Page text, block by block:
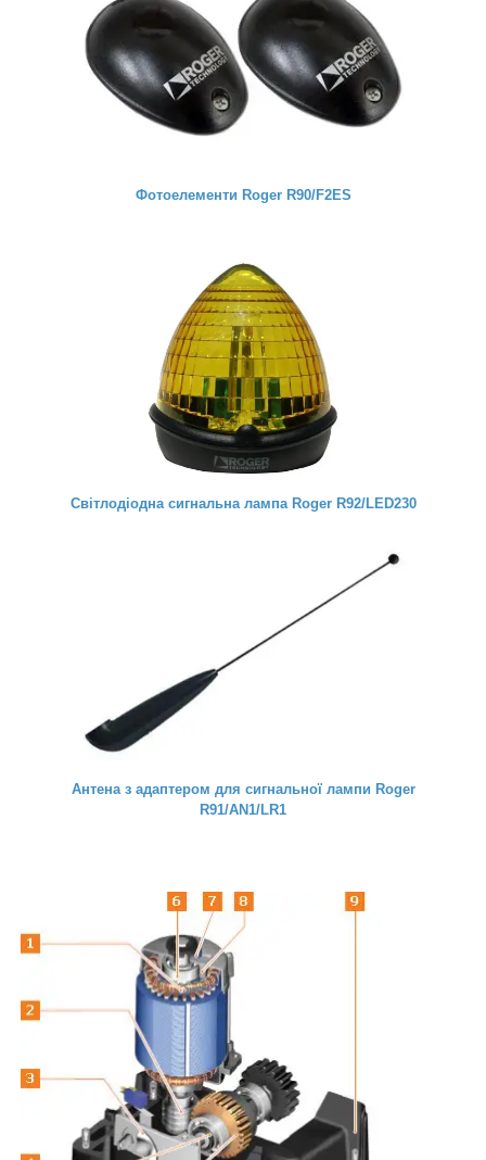
Фотоелементи Roger R90/F2ES
Світлодіодна сигнальна лампа Roger R92/LED230
Антена з адаптером для сигнальної лампи Roger
R91/AN1/LR1